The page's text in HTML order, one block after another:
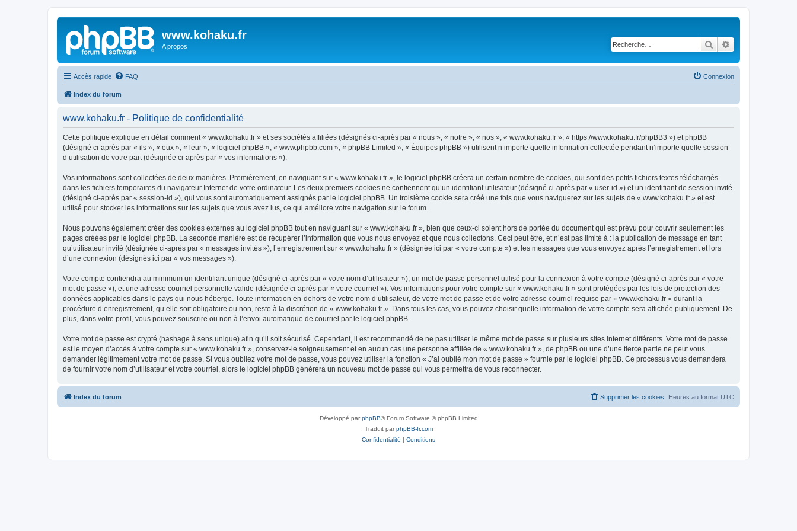
www.kohaku.fr
A propos Rechercher
Accès rapide FAQ Connexion
Index du forum
www.kohaku.fr - Politique de confidentialité
Cette politique explique en détail comment « www.kohaku.fr » et ses sociétés affiliées (désignés ci-après par « nous », « notre », « nos », « www.kohaku.fr », « https://www.kohaku.fr/phpBB3 ») et phpBB
(désigné ci-après par « ils », « eux », « leur », « logiciel phpBB », « www.phpbb.com », « phpBB Limited », « Équipes phpBB ») utilisent n’importe quelle information collectée pendant n’importe quelle session
d’utilisation de votre part (désignée ci-après par « vos informations »).
Vos informations sont collectées de deux manières. Premièrement, en naviguant sur « www.kohaku.fr », le logiciel phpBB créera un certain nombre de cookies, qui sont des petits fichiers textes téléchargés
dans les fichiers temporaires du navigateur Internet de votre ordinateur. Les deux premiers cookies ne contiennent qu’un identifiant utilisateur (désigné ci-après par « user-id ») et un identifiant de session invité
(désigné ci-après par « session-id »), qui vous sont automatiquement assignés par le logiciel phpBB. Un troisième cookie sera créé une fois que vous naviguerez sur les sujets de « www.kohaku.fr » et est
utilisé pour stocker les informations sur les sujets que vous avez lus, ce qui améliore votre navigation sur le forum.
Nous pouvons également créer des cookies externes au logiciel phpBB tout en naviguant sur « www.kohaku.fr », bien que ceux-ci soient hors de portée du document qui est prévu pour couvrir seulement les
pages créées par le logiciel phpBB. La seconde manière est de récupérer l’information que vous nous envoyez et que nous collectons. Ceci peut être, et n’est pas limité à : la publication de message en tant
qu’utilisateur invité (désignée ci-après par « messages invités »), l’enregistrement sur « www.kohaku.fr » (désignée ici par « votre compte ») et les messages que vous envoyez après l’enregistrement et lors
d’une connexion (désignés ici par « vos messages »).
Votre compte contiendra au minimum un identifiant unique (désigné ci-après par « votre nom d’utilisateur »), un mot de passe personnel utilisé pour la connexion à votre compte (désigné ci-après par « votre
mot de passe »), et une adresse courriel personnelle valide (désignée ci-après par « votre courriel »). Vos informations pour votre compte sur « www.kohaku.fr » sont protégées par les lois de protection des
données applicables dans le pays qui nous héberge. Toute information en-dehors de votre nom d’utilisateur, de votre mot de passe et de votre adresse courriel requise par « www.kohaku.fr » durant la
procédure d’enregistrement, qu’elle soit obligatoire ou non, reste à la discrétion de « www.kohaku.fr ». Dans tous les cas, vous pouvez choisir quelle information de votre compte sera affichée publiquement. De
plus, dans votre profil, vous pouvez souscrire ou non à l’envoi automatique de courriel par le logiciel phpBB.
Votre mot de passe est crypté (hashage à sens unique) afin qu’il soit sécurisé. Cependant, il est recommandé de ne pas utiliser le même mot de passe sur plusieurs sites Internet différents. Votre mot de passe
est le moyen d’accès à votre compte sur « www.kohaku.fr », conservez-le soigneusement et en aucun cas une personne affiliée de « www.kohaku.fr », de phpBB ou une d’une tierce partie ne peut vous
demander légitimement votre mot de passe. Si vous oubliez votre mot de passe, vous pouvez utiliser la fonction « J’ai oublié mon mot de passe » fournie par le logiciel phpBB. Ce processus vous demandera
de fournir votre nom d’utilisateur et votre courriel, alors le logiciel phpBB générera un nouveau mot de passe qui vous permettra de vous reconnecter.
Index du forum Heures au format UTC
Supprimer les cookies
Développé parphpBB® Forum Software © phpBB Limited
Traduit parphpBB-fr.com
Confidentialité | Conditions